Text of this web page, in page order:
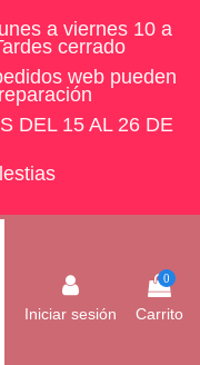
a viernes 10 a
cerrado
web pueden
DEL 15 AL 26 DE
Iniciar sesión
0
Carrito